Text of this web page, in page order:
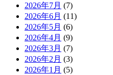
2026年7月 (7)
2026年6月 (11)
2026年5月 (6)
2026年4月 (9)
2026年3月 (7)
2026年2月 (3)
2026年1月 (5)